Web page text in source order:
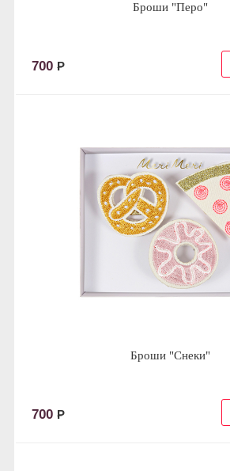
Броши "Перо"
700 Р
Броши "Снеки"
700 Р